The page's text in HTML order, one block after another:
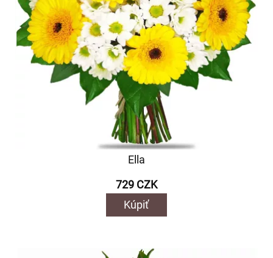
Ella
729 CZK
Kúpiť